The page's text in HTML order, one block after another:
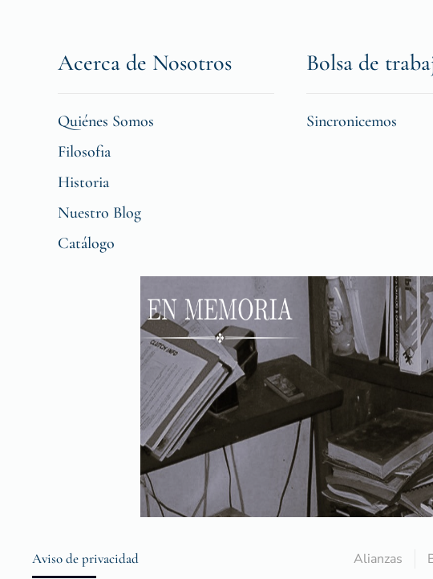
Acerca de Nosotros
Quiénes Somos
Filosofia
Historia
Nuestro Blog
Catálogo
Bolsa de
Sincronicemos
Aviso de privacidad Alianzas